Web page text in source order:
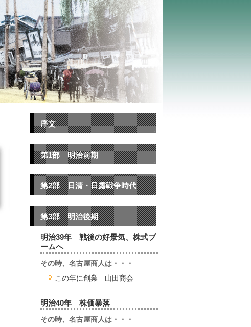
序文
第1部 明治前期
第2部 日清・日露戦争時代
第3部 明治後期
明治39年 戦後の好景気、株式ブ
ームへ
その時、名古屋商人は・・・
この年に創業 山田商会
明治40年 株価暴落
その時、名古屋商人は・・・